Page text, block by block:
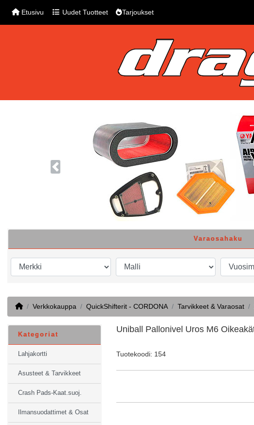
Etusivu Uudet Tuotteet Tarjoukset
Previous
Varaosahaku
HomeVerkkokauppa QuickShifterit - CORDONA Tarvikkeet & Varaosat
Uniball Pallonivel Uros M6
Tuotekoodi: 154
Kategoriat
Lahjakortti
Asusteet & Tarvikkeet
Crash Pads-Kaat.suoj.
Ilmansuodattimet & Osat